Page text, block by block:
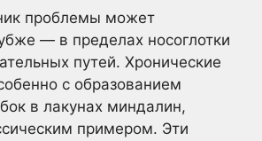
проблемы может
— в пределах носоглотки
путей. Хронические
с образованием
в лакунах миндалин,
примером. Эти